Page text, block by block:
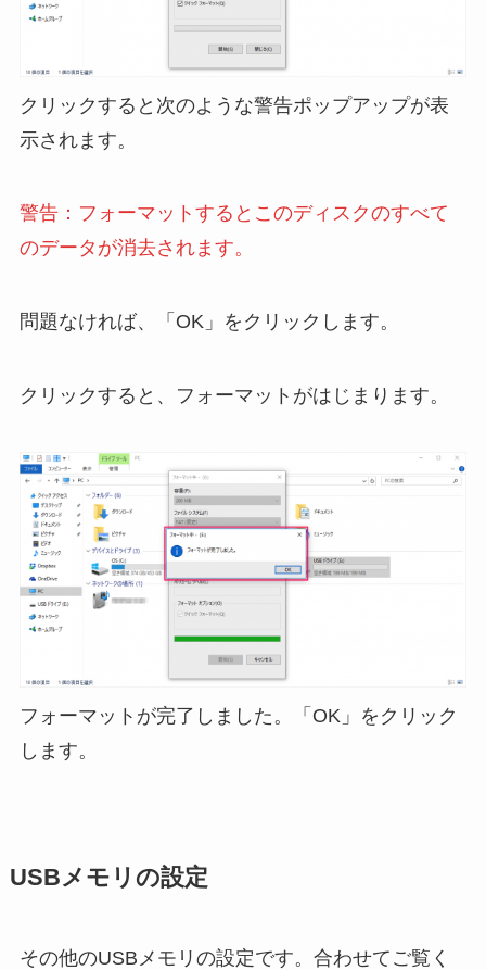
クリックすると次のような警告ポップアップが表
示されます。
警告：フォーマットするとこのディスクのすべて
のデータが消去されます。
問題なければ、「OK」をクリックします。
クリックすると、フォーマットがはじまります。
フォーマットが完了しました。「OK」をクリック
します。
USBメモリの設定
その他のUSBメモリの設定です。合わせてご覧く